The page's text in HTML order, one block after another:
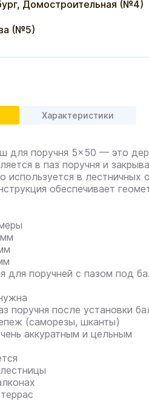
Домостроительная (№4)
(№5)
Характеристики
для поручня 5×50 — это
в паз поручня и
используется в лестничных
обеспечивает
для поручней с пазом под
поручня после установки
(саморезы, шканты)
аккуратным и цельным